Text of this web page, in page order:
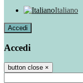
Italiano
Accedi
Accedi
button close ×